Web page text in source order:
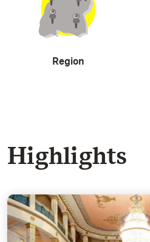
Region
Highlights
Das Schlosstheater - Die Welt